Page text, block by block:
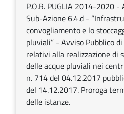
P.O.R. PUGLIA 2014-2020 -
Sub-Azione 6.4.d -
convogliamento e lo
pluviali” - Avviso Pubblico
relativi alla realizzazione di
delle acque pluviali nei
n. 714 del 04.12.2017
del 14.12.2017. Proroga
delle istanze.